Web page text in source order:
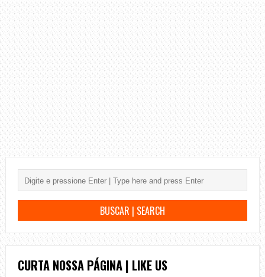
CURTA NOSSA PÁGINA | LIKE US